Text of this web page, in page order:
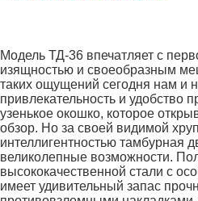
Модель ТД-36 впечатляет с
изящностью и своеобразным
таких ощущений сегодня нам и
привлекательность и удобство
узенькое окошко, которое
обзор. Но за своей видимой
интеллигентностью тамбурная
великолепные возможности.
высококачественной стали с
имеет удивительный запас